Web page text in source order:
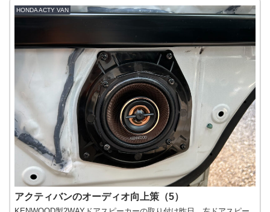
HONDA ACTY VAN
アクティバンのオーディオ向上策（5）